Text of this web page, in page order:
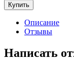
Купить
Описание
Отзывы
Написать